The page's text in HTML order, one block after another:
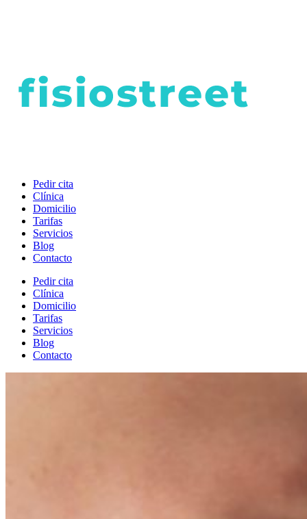
Pedir cita
Clínica
Domicilio
Tarifas
Servicios
Blog
Contacto
Pedir cita
Clínica
Domicilio
Tarifas
Servicios
Blog
Contacto